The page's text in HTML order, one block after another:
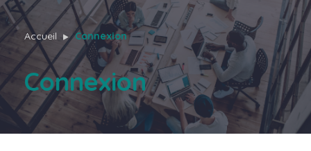
Accueil Connexion
Connexion